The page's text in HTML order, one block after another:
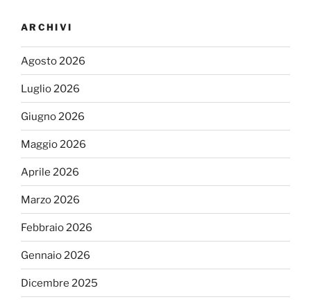
ARCHIVI
Agosto 2026
Luglio 2026
Giugno 2026
Maggio 2026
Aprile 2026
Marzo 2026
Febbraio 2026
Gennaio 2026
Dicembre 2025